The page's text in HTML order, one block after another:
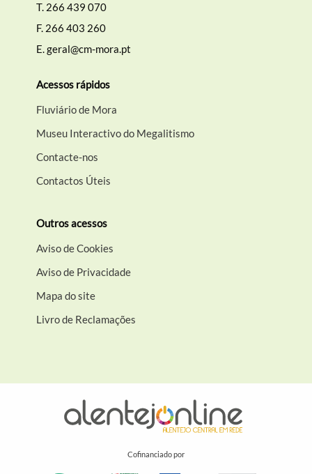
T. 266 439 070
F. 266 403 260
E.geral@cm-mora.pt
Acessos rápidos
Fluviário de Mora
Museu Interactivo do Megalitismo
Contacte-nos
Contactos Úteis
Outros acessos
Aviso de Cookies
Aviso de Privacidade
Mapa do site
Livro de Reclamações
Cofinanciado por